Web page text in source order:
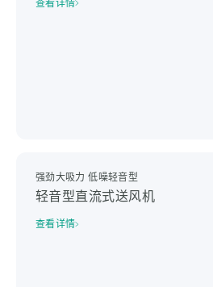
查看详情
强劲大吸力 低噪轻音型
轻音型直流式送风机
查看详情